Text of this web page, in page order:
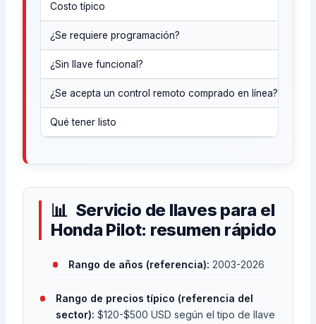
Costo típico
¿Se requiere programación?
¿Sin llave funcional?
¿Se acepta un control remoto comprado en línea?
Qué tener listo
Servicio de llaves para el
Honda Pilot: resumen rápido
Rango de años (referencia): 2003-2026
Rango de precios típico (referencia del
sector): $120-$500 USD según el tipo de llave